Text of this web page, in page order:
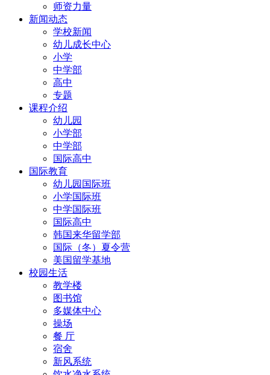
师资力量
新闻动态
学校新闻
幼儿成长中心
小学
中学部
高中
专题
课程介绍
幼儿园
小学部
中学部
国际高中
国际教育
幼儿园国际班
小学国际班
中学国际班
国际高中
韩国来华留学部
国际（冬）夏令营
美国留学基地
校园生活
教学楼
图书馆
多媒体中心
操场
餐 厅
宿舍
新风系统